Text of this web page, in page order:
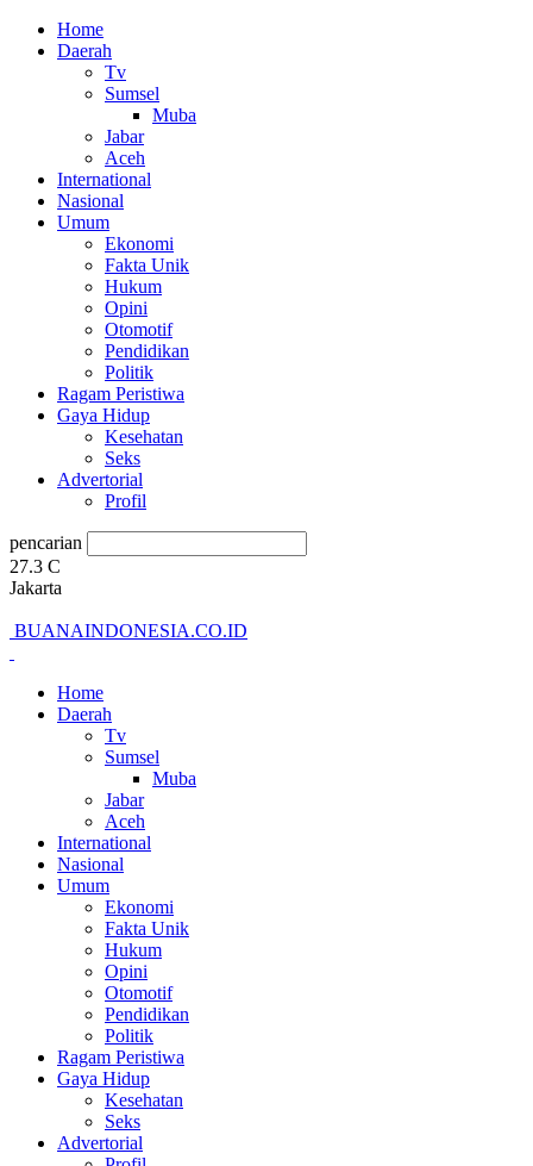
Home
Daerah
Tv
Sumsel
Muba
Jabar
Aceh
International
Nasional
Umum
Ekonomi
Fakta Unik
Hukum
Opini
Otomotif
Pendidikan
Politik
Ragam Peristiwa
Gaya Hidup
Kesehatan
Seks
Advertorial
Profil
pencarian
27.3 C
Jakarta
BUANAINDONESIA.CO.ID
Home
Daerah
Tv
Sumsel
Muba
Jabar
Aceh
International
Nasional
Umum
Ekonomi
Fakta Unik
Hukum
Opini
Otomotif
Pendidikan
Politik
Ragam Peristiwa
Gaya Hidup
Kesehatan
Seks
Advertorial